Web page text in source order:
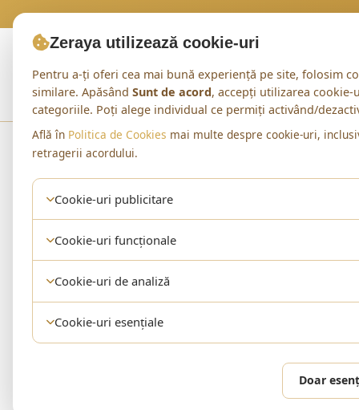
Tinuta Zilei Reduceri Seturi
Acasă Shop
Pantofi Sport
2 produse
Zeraya utilizează cookie-uri
Pentru a-ți oferi cea mai bună experiență pe site, folosim
similare. Apăsând Sunt de acord, accepți utilizarea
categoriile. Poți alege individual ce permiți activând/
Află în Politica de Cookies mai multe despre cookie-uri,
retragerii acordului.
Cookie-uri publicitare
Cookie-uri funcționale
Cookie-uri de analiză
Cookie-uri esențiale
Doar